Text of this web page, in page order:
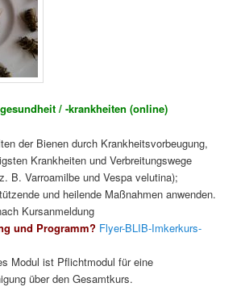
/ -krankheiten (online)
der Bienen durch Krankheitsvorbeugung,
Krankheiten und Verbreitungswege
B. Varroamilbe und Vespa velutina);
und heilende Maßnahmen anwenden.
Kursanmeldung
und Programm? Flyer-BLIB-Imkerkurs-
Modul ist Pflichtmodul für eine
über den Gesamtkurs.